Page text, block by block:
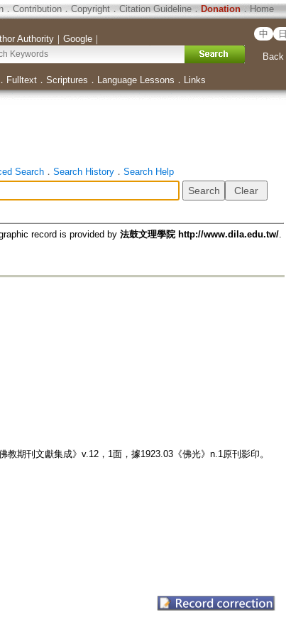
． Contribution．Copyright．Citation Guideline． Donation．Home
Authority｜ Google｜ 中 日
Back
Fulltext． Scriptures ． Language Lessons ． Links
Search． Search History． Search Help
record is provided by 法鼓文理學院 http://www.dila.edu.tw/.
期刊文獻集成》v.12，1面，據1923.03《佛光》n.1原刊影印。